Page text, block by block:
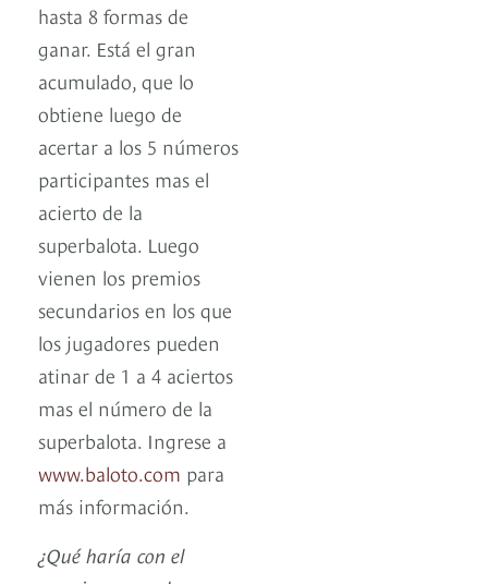
hasta 8 formas de
ganar. Está el gran
acumulado, que lo
obtiene luego de
acertar a los 5 números
participantes mas el
acierto de la
superbalota. Luego
vienen los premios
secundarios en los que
los jugadores pueden
atinar de 1 a 4 aciertos
mas el número de la
superbalota. Ingrese a
www.baloto.com para
más información.
¿Qué haría con el